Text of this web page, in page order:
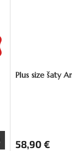
Plus size šaty
58,90 €